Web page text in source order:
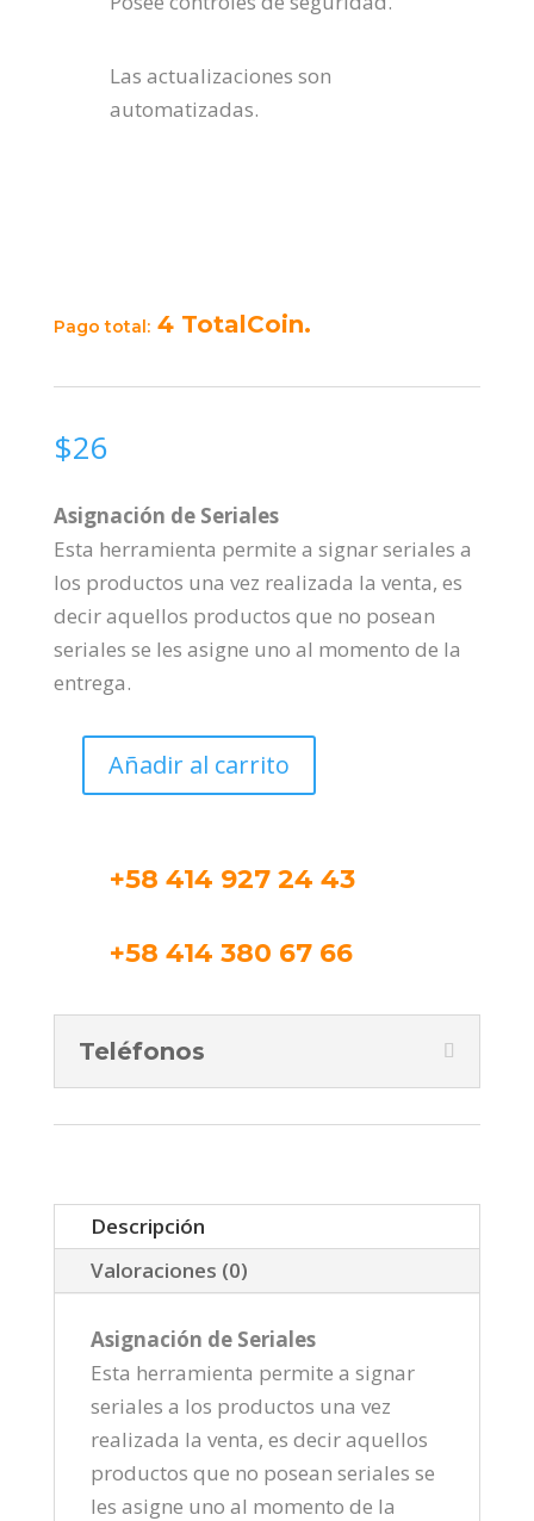
Las actualizaciones son
automatizadas.
Pago total:4 TotalCoin.
$26
Asignación de Seriales
Esta herramienta permite a signar seriales a
los productos una vez realizada la venta, es
decir aquellos productos que no posean
seriales se les asigne uno al momento de la
entrega.
Añadir al carrito
+58 414 927 24 43
+58 414 380 67 66
Teléfonos
Descripción
Valoraciones (0)
Asignación de Seriales
Esta herramienta permite a signar
seriales a los productos una vez
realizada la venta, es decir aquellos
productos que no posean seriales se
les asigne uno al momento de la